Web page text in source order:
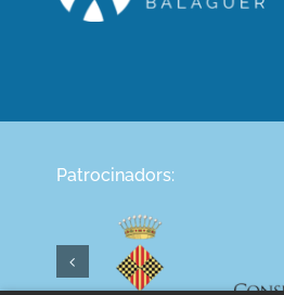
Patrocinadors: